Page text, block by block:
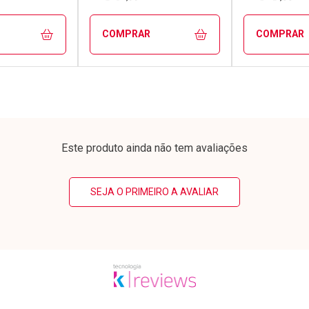
COMPRAR COMPRAR
Este produto ainda não tem avaliações
SEJA O PRIMEIRO A AVALIAR